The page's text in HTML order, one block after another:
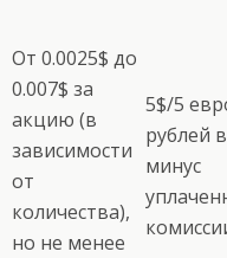
От 0.0025$ до
0.007$ за
акцию (в
зависимости
от
количества),
но не менее
5$/5
рублей
минус